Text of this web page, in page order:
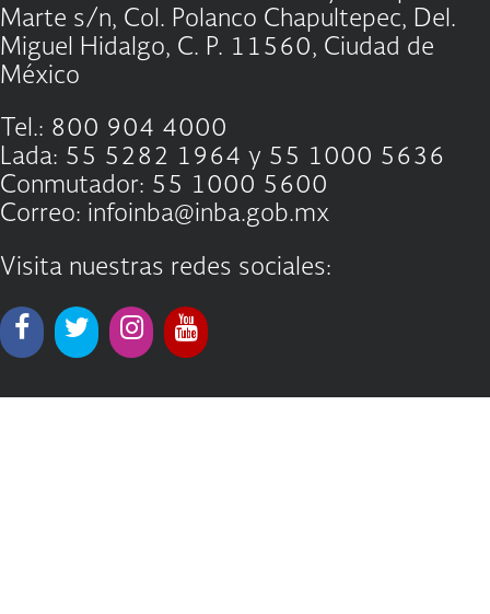
Marte s/n, Col. Polanco Chapultepec, Del.
Miguel Hidalgo, C. P. 11560, Ciudad de
México
Tel.: 800 904 4000
Lada: 55 5282 1964 y 55 1000 5636
Conmutador: 55 1000 5600
Correo: infoinba@inba.gob.mx
Visita nuestras redes sociales: